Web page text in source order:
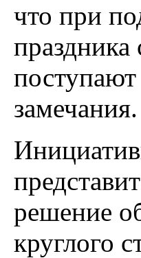
что при
замечания.
решение
круглого